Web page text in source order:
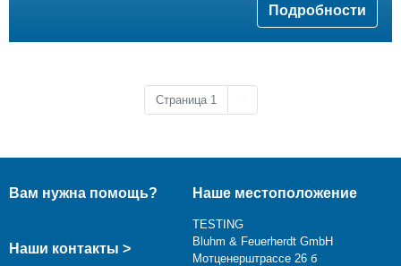
Подробности
Страница 1
Вам нужна помощь?
Наши контакты >
Наше местоположение
TESTING
Bluhm & Feuerherdt GmbH
Мотценерштрассе 26 б